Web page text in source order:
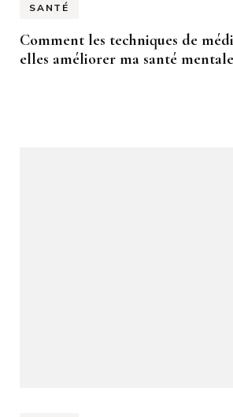
SANTÉ
Comment les techniques de
elles améliorer ma santé